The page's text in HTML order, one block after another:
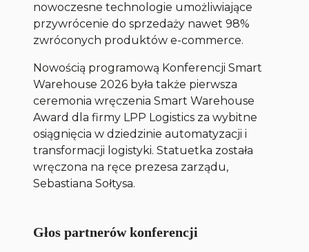
nowoczesne technologie umożliwiające
przywrócenie do sprzedaży nawet 98%
zwróconych produktów e-commerce.
Nowością programową Konferencji Smart
Warehouse 2026 była także pierwsza
ceremonia wręczenia Smart Warehouse
Award dla firmy LPP Logistics za wybitne
osiągnięcia w dziedzinie automatyzacji i
transformacji logistyki. Statuetka została
wręczona na ręce prezesa zarządu,
Sebastiana Sołtysa.
Głos partnerów konferencji